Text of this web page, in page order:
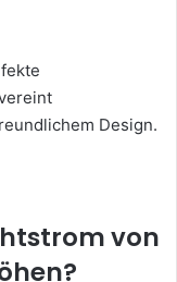
Design.
von